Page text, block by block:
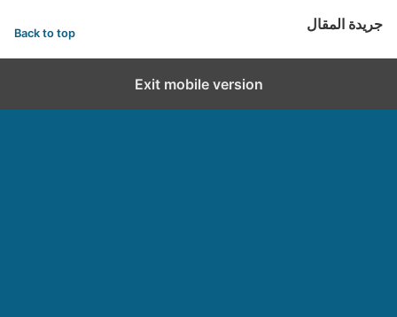
جريدة المقال Back to top
Exit mobile version